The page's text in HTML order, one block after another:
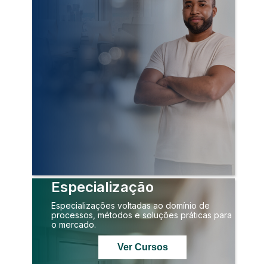
Especialização
Especializações voltadas ao domínio de
processos, métodos e soluções práticas para
o mercado.
Ver Cursos